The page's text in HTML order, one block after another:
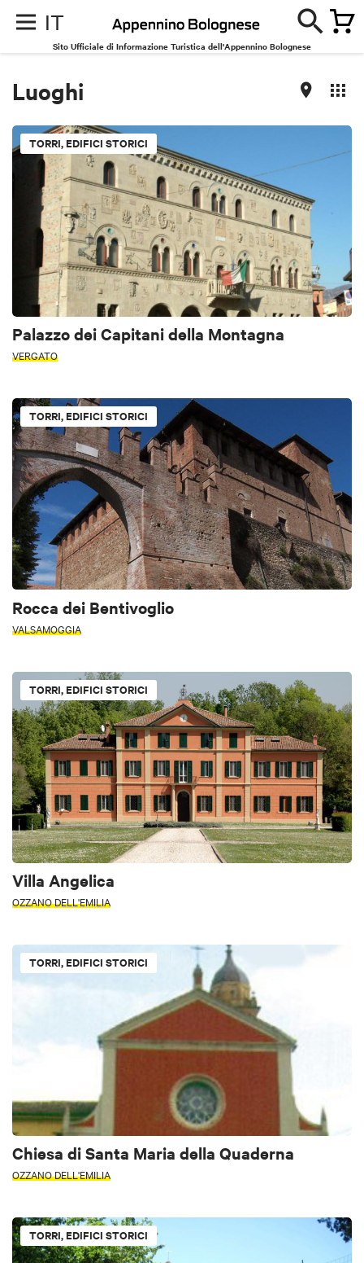
IT
Sito Ufficiale di Informazione Turistica dell'Appennino Bolognese
Luoghi
TORRI, EDIFICI STORICI
Palazzo dei Capitani della Montagna
VERGATO
TORRI, EDIFICI STORICI
Rocca dei Bentivoglio
VALSAMOGGIA
TORRI, EDIFICI STORICI
Villa Angelica
OZZANO DELL'EMILIA
TORRI, EDIFICI STORICI
Chiesa di Santa Maria della Quaderna
OZZANO DELL'EMILIA
TORRI, EDIFICI STORICI